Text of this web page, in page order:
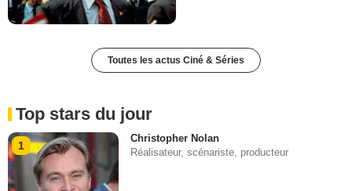
Toutes les actus Ciné & Séries
Top stars du jour
1
Christopher Nolan
Réalisateur, scénariste, producteur